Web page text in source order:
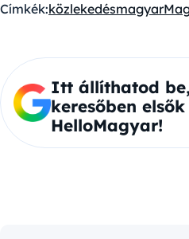
Címkék:közlekedésmagyar
Itt állíthatod
keresőben
HelloMagyar!